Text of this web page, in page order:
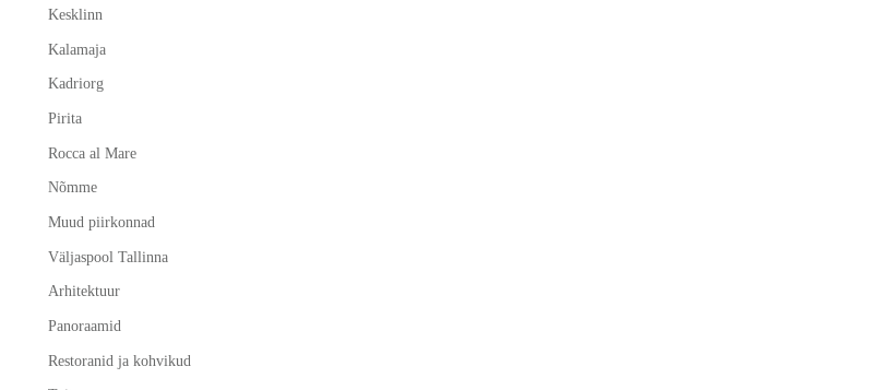
Kesklinn
Kalamaja
Kadriorg
Pirita
Rocca al Mare
Nõmme
Muud piirkonnad
Väljaspool Tallinna
Arhitektuur
Panoraamid
Restoranid ja kohvikud